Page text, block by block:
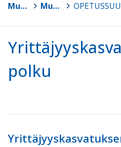
Muhos > Muhoksen lukio >
polku